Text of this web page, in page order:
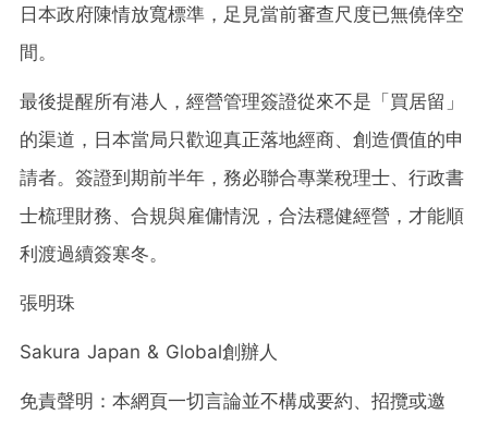
日本政府陳情放寬標準，足見當前審查尺度已無僥倖空
間。
最後提醒所有港人，經營管理簽證從來不是「買居留」
的渠道，日本當局只歡迎真正落地經商、創造價值的申
請者。簽證到期前半年，務必聯合專業稅理士、行政書
士梳理財務、合規與雇傭情況，合法穩健經營，才能順
利渡過續簽寒冬。
張明珠
Sakura Japan & Global創辦人
免責聲明：本網頁一切言論並不構成要約、招攬或邀